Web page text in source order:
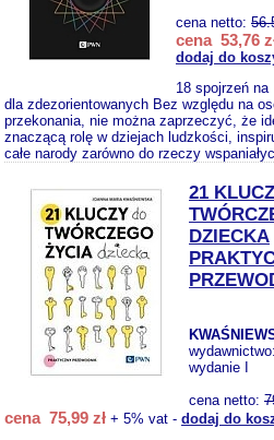
cena netto:
cena 53,76
dodaj do
18 spojrzeń na
dla zdezorientowanych Bez względu na
przekonania, nie można zaprzeczyć, że
znaczącą rolę w dziejach ludzkości,
całe narody zarówno do rzeczy
21
DZIECKA
wydanie I
cena netto:
cena 75,99 zł + 5% vat - dodaj do